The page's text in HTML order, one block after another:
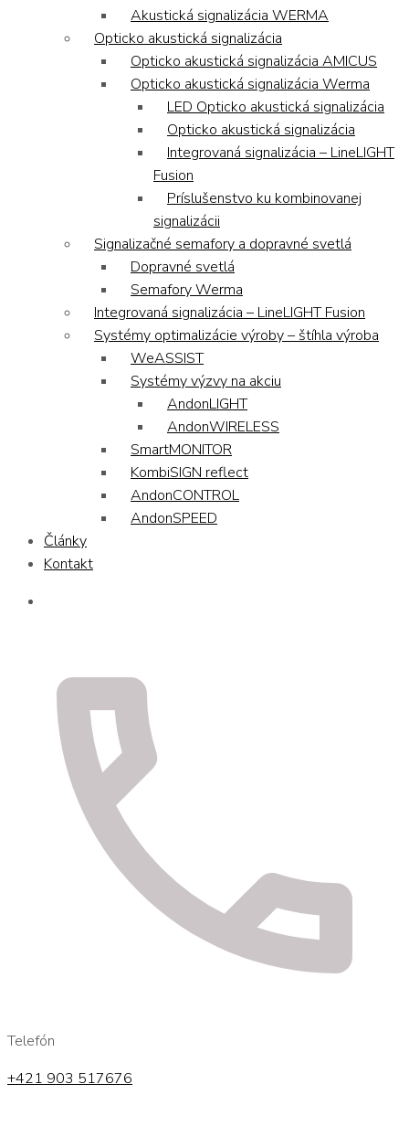
Akustická signalizácia WERMA
Opticko akustická signalizácia
Opticko akustická signalizácia AMICUS
Opticko akustická signalizácia Werma
LED Opticko akustická signalizácia
Opticko akustická signalizácia
Integrovaná signalizácia – LineLIGHT
Fusion
Príslušenstvo ku kombinovanej
signalizácii
Signalizačné semafory a dopravné svetlá
Dopravné svetlá
Semafory Werma
Integrovaná signalizácia – LineLIGHT Fusion
Systémy optimalizácie výroby – štíhla výroba
WeASSIST
Systémy výzvy na akciu
AndonLIGHT
AndonWIRELESS
SmartMONITOR
KombiSIGN reflect
AndonCONTROL
AndonSPEED
Články
Kontakt
Telefón
+421 903 517676